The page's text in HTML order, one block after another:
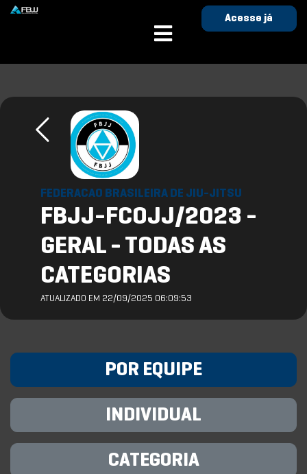
Acesse já
FEDERACAO BRASILEIRA DE JIU-JITSU
FBJJ-FCOJJ/2023 -
GERAL - TODAS AS
CATEGORIAS
ATUALIZADO EM 22/09/2025 06:09:53
POR EQUIPE
INDIVIDUAL
CATEGORIA